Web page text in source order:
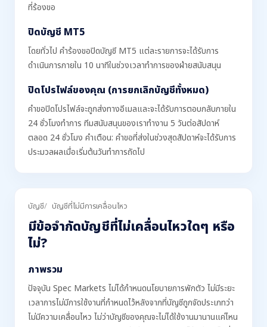
ที่ร้องขอ
ปิดบัญชี MT5
โดยทั่วไป คำร้องขอปิดบัญชี MT5 แต่ละรายการจะได้รับการ
ดำเนินการภายใน 10 นาทีในช่วงเวลาทำการของฝ่ายสนับสนุน
ปิดโปรไฟล์ของคุณ (การยกเลิกบัญชีทั้งหมด)
คำขอปิดโปรไฟล์จะถูกส่งทางอีเมลและจะได้รับการตอบกลับภายใน
24 ชั่วโมงทำการ ทีมสนับสนุนของเราทำงาน 5 วันต่อสัปดาห์
ตลอด 24 ชั่วโมง คำเตือน: คำขอที่ส่งในช่วงสุดสัปดาห์จะได้รับการ
ประมวลผลเมื่อเริ่มต้นวันทำการถัดไป
บัญชี บัญชีที่ไม่มีการเคลื่อนไหว
มีข้อจำกัดบัญชีที่ไม่เคลื่อนไหวใดๆ หรือ
ไม่?
ภาพรวม
ปัจจุบัน Spec Markets ไม่ได้กำหนดนโยบายการพักตัว ไม่มีระยะ
เวลาการไม่มีการใช้งานที่กำหนดไว้หลังจากที่บัญชีถูกจัดประเภทว่า
ไม่มีความเคลื่อนไหว ไม่ว่าบัญชีของคุณจะไม่ได้ใช้งานมานานแค่ไหน